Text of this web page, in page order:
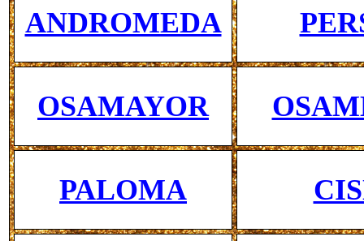
ANDROMEDA
OSAMAYOR
PALOMA